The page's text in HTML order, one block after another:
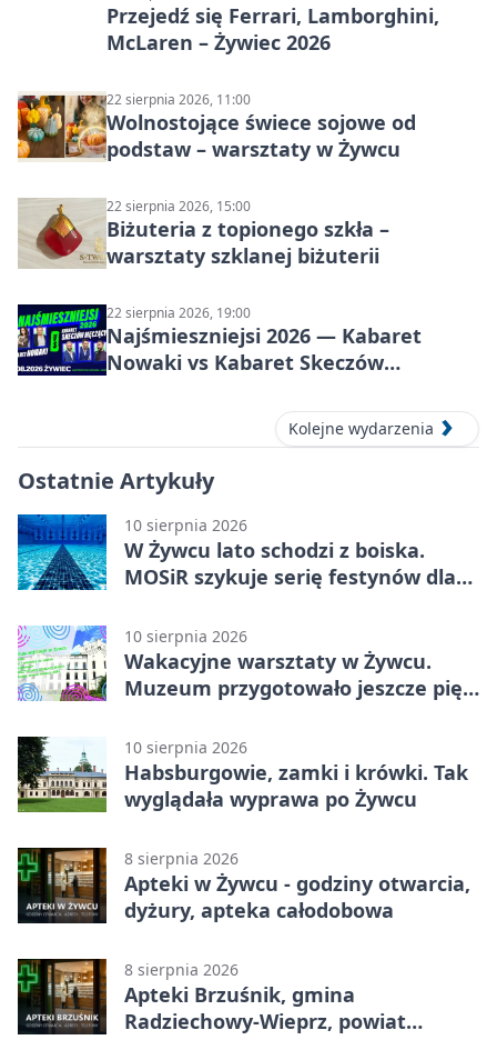
Przejedź się Ferrari, Lamborghini,
McLaren – Żywiec 2026
22 sierpnia 2026, 11:00
Wolnostojące świece sojowe od
podstaw – warsztaty w Żywcu
22 sierpnia 2026, 15:00
Biżuteria z topionego szkła –
warsztaty szklanej biżuterii
22 sierpnia 2026, 19:00
Najśmieszniejsi 2026 — Kabaret
Nowaki vs Kabaret Skeczów
Kolejne wydarzenia
Ostatnie Artykuły
10 sierpnia 2026
W Żywcu lato schodzi z boiska.
MOSiR szykuje serię festynów dla
10 sierpnia 2026
Wakacyjne warsztaty w Żywcu.
Muzeum przygotowało jeszcze pięć
10 sierpnia 2026
Habsburgowie, zamki i krówki. Tak
wyglądała wyprawa po Żywcu
8 sierpnia 2026
Apteki w Żywcu - godziny otwarcia,
dyżury, apteka całodobowa
8 sierpnia 2026
Apteki Brzuśnik, gmina
Radziechowy-Wieprz, powiat